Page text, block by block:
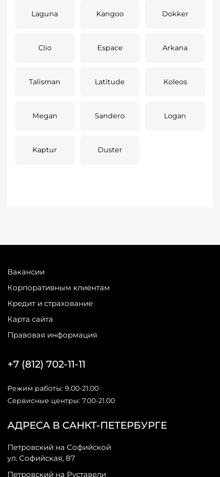
Laguna Kangoo Dokker
Clio Espace Arkana
Talisman Latitude Koleos
Megan Sandero Logan
Kaptur Duster
Вакансии
Корпоративным клиентам
Кредит и страхование
Карта сайта
Правовая информация
АДРЕСА В САНКТ-ПЕТЕРБУРГЕ
Петровский на Софийской
ул. Софийская, 87
Петровский на Руставели
+7 (812) 702-11-11
Режим работы: 9.00-21.00
Сервисные центры: 7.00-21.00